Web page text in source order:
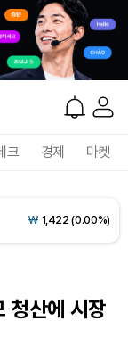
크 경제 마켓
91,411,367(-0.53%)
₩ 1,422(0.00%)
₩103,296 (-1.70%)
청산에 시장